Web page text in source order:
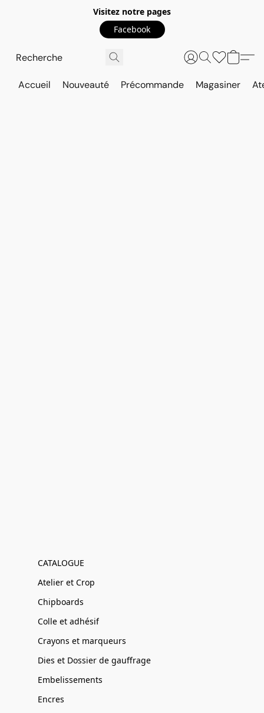
Visitez notre pages
Facebook
Accueil Nouveauté Précommande Magasiner
CATALOGUE
Atelier et Crop
Chipboards
Colle et adhésif
Crayons et marqueurs
Dies et Dossier de gauffrage
Embelissements
Encres